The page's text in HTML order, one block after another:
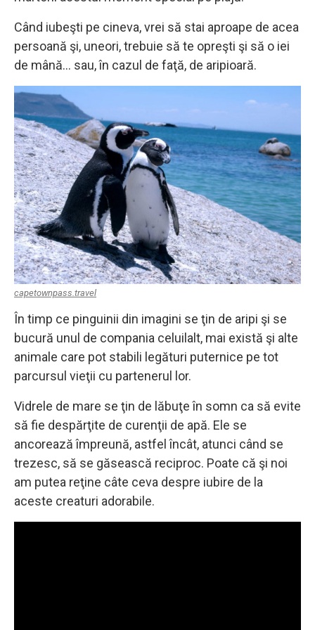
Când iubeşti pe cineva, vrei să stai aproape de acea
persoană şi, uneori, trebuie să te opreşti şi să o iei
de mână… sau, în cazul de faţă, de aripioară.
capetownpass.travel
În timp ce pinguinii din imagini se ţin de aripi şi se
bucură unul de compania celuilalt, mai există şi alte
animale care pot stabili legături puternice pe tot
parcursul vieţii cu partenerul lor.
Vidrele de mare se ţin de lăbuţe în somn ca să evite
să fie despărţite de curenţii de apă. Ele se
ancorează împreună, astfel încât, atunci când se
trezesc, să se găsească reciproc. Poate că şi noi
am putea reţine câte ceva despre iubire de la
aceste creaturi adorabile.